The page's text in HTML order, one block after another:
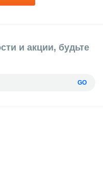
и акции, будьте
GO